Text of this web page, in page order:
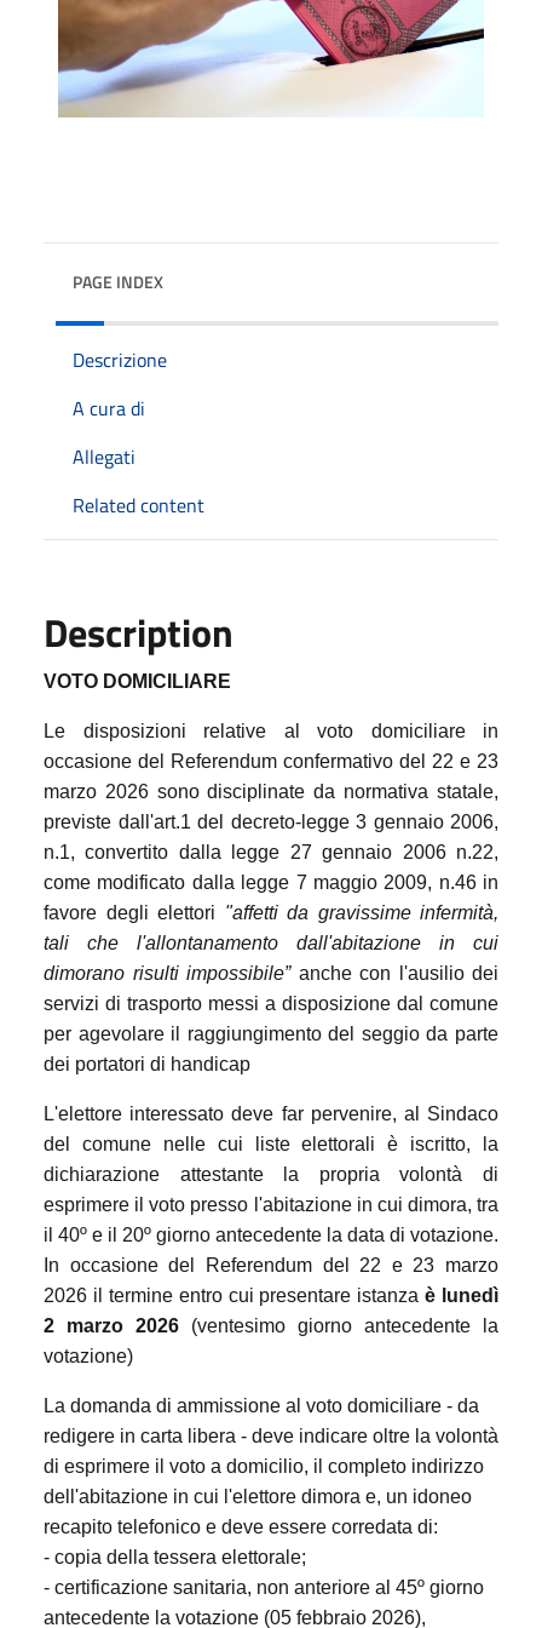
PAGE INDEX
Descrizione
A cura di
Allegati
Related content
Description
VOTO DOMICILIARE
Le disposizioni relative al voto domiciliare
in
occasione del Referendum confermativo del 22 e 23
marzo 2026 sono disciplinate da normativa statale,
previste dall'art.1 del decreto-legge 3 gennaio 2006,
n.1, convertito dalla legge 27 gennaio 2006 n.22,
come modificato dalla legge 7 maggio 2009, n.46 in
favore degli elettori "affetti da gravissime infermità,
tali che l'allontanamento dall'abitazione in cui
dimorano risulti impossibile” anche con l'ausilio dei
servizi di trasporto messi a disposizione dal comune
per agevolare il raggiungimento del seggio da parte
dei portatori di handicap
L'elettore interessato deve far pervenire, al Sindaco
del comune nelle cui liste elettorali è iscritto, la
dichiarazione attestante la propria volontà di
esprimere il voto presso l'abitazione in cui dimora, tra
il 40º e il 20º giorno antecedente la data di votazione.
In occasione del Referendum del 22 e 23 marzo
2026 il termine entro cui presentare istanzaè lunedì
2 marzo 2026 (ventesimo giorno antecedente la
votazione)
La domanda di ammissione al voto domiciliare - da
redigere in carta libera - deve indicare oltre la volontà
di esprimere il voto a domicilio, il completo indirizzo
dell'abitazione in cui l'elettore dimora e, un idoneo
recapito telefonico e deve essere corredata di:
- copia della tessera elettorale;
- certificazione sanitaria, non anteriore al 45º giorno
antecedente la votazione (05 febbraio 2026),